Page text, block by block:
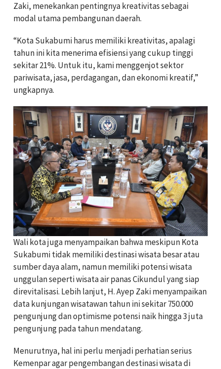
Zaki, menekankan pentingnya kreativitas sebagai
modal utama pembangunan daerah.
“Kota Sukabumi harus memiliki kreativitas, apalagi
tahun ini kita menerima efisiensi yang cukup tinggi
sekitar 21%. Untuk itu, kami menggenjot sektor
pariwisata, jasa, perdagangan, dan ekonomi kreatif,”
ungkapnya.
Wali kota juga menyampaikan bahwa meskipun Kota
Sukabumi tidak memiliki destinasi wisata besar atau
sumber daya alam, namun memiliki potensi wisata
unggulan seperti wisata air panas Cikundul yang siap
direvitalisasi. Lebih lanjut, H. Ayep Zaki menyampaikan
data kunjungan wisatawan tahun ini sekitar 750.000
pengunjung dan optimisme potensi naik hingga 3 juta
pengunjung pada tahun mendatang.
Menurutnya, hal ini perlu menjadi perhatian serius
Kemenpar agar pengembangan destinasi wisata di